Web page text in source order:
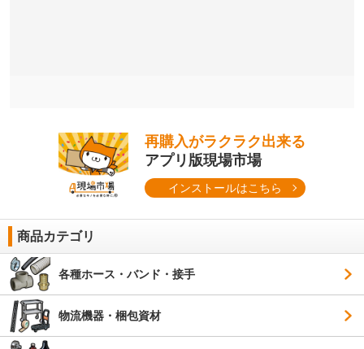
再購入がラクラク出来る
アプリ版現場市場
インストールはこちら
商品カテゴリ
各種ホース・バンド・接手
物流機器・梱包資材